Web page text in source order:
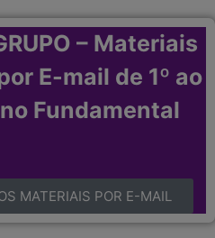
– Materiais
E-mail de 1º ao
Fundamental
MATERIAIS POR E-MAIL